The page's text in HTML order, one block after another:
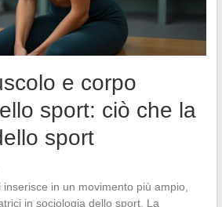
e corpo
sport: ciò che la
sport
in un movimento più ampio,
in sociologia dello sport. La